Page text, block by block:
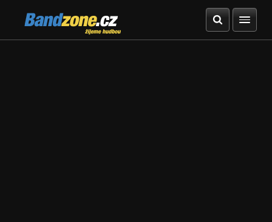
Bandzone.cz
žijeme hudbou